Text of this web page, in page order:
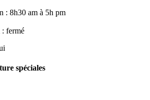
: 8h30 am à 5h pm
: fermé
spéciales